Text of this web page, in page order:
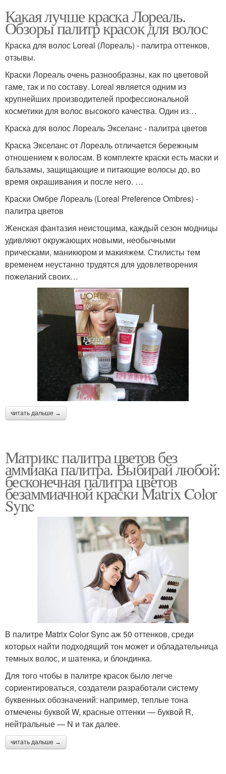
Какая лучше краска Лореаль.
Обзоры палитр красок для волос
Краска для волос Loreal (Лореаль) - палитра оттенков,
отзывы.
Краски Лореаль очень разнообразны, как по цветовой
гаме, так и по составу. Loreal является одним из
крупнейших производителей профессиональной
косметики для волос высокого качества. Один из…
Краска для волос Лореаль Экселанс - палитра цветов
Краска Экселанс от Лореаль отличается бережным
отношением к волосам. В комплекте краски есть маски и
бальзамы, защищающие и питающие волосы до, во
время окрашивания и после него. …
Краски Омбре Лореаль (Loreal Preference Ombres) -
палитра цветов
Женская фантазия неистощима, каждый сезон модницы
удивляют окружающих новыми, необычными
прическами, маникюром и макияжем. Стилисты тем
временем неустанно трудятся для удовлетворения
пожеланий своих…
читать дальше →
Матрикс палитра цветов без
аммиака палитра. Выбирай любой:
бесконечная палитра цветов
безаммиачной краски Matrix Color
Sync
В палитре Matrix Color Sync аж 50 оттенков, среди
которых найти подходящий тон может и обладательница
темных волос, и шатенка, и блондинка.
Для того чтобы в палитре красок было легче
сориентироваться, создатели разработали систему
буквенных обозначений: например, теплые тона
отмечены буквой W, красные оттенки — буквой R,
нейтральные — N и так далее.
читать дальше →